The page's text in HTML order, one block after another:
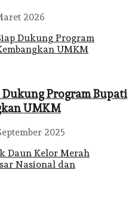
2026
Program Bupati
UMKM
2025